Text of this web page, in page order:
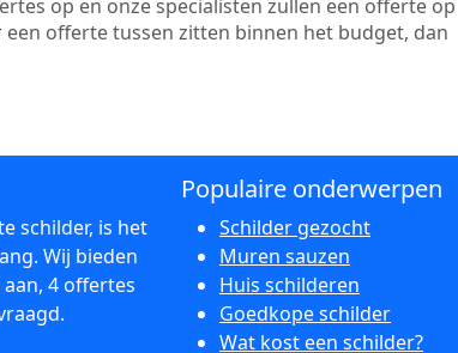
op en onze specialisten zullen een offerte op
offerte tussen zitten binnen het budget, dan
schilder, is het
Wij bieden
4 offertes
Populaire onderwerpen
Schilder gezocht
Muren sauzen
Huis schilderen
Goedkope schilder
Wat kost een schilder?